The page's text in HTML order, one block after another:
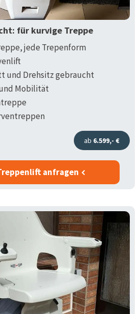
für kurvige Treppe
jede Trepenform
und Drehsitz gebraucht
Mobilität
ab 6.599,- €
anfragen